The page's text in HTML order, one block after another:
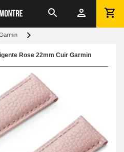
Rose 22mm Cuir Garmin